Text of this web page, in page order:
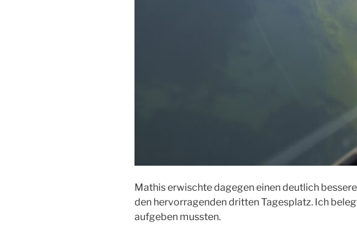
Mathis erwischte dagegen einen deutlich
den hervorragenden dritten Tagesplatz. Ich
aufgeben mussten.